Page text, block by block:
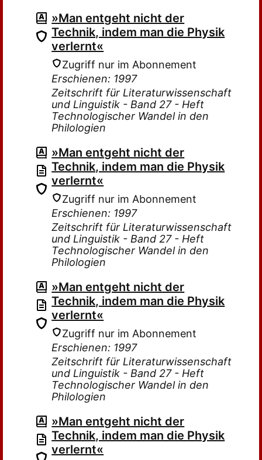
»Man entgeht nicht der
Technik, indem man die Physik
verlernt«
Zugriff nur im Abonnement
Erschienen: 1997
Zeitschrift für Literaturwissenschaft
und Linguistik - Band 27 - Heft
Technologischer Wandel in den
Philologien
»Man entgeht nicht der
Technik, indem man die Physik
verlernt«
Zugriff nur im Abonnement
Erschienen: 1997
Zeitschrift für Literaturwissenschaft
und Linguistik - Band 27 - Heft
Technologischer Wandel in den
Philologien
»Man entgeht nicht der
Technik, indem man die Physik
verlernt«
Zugriff nur im Abonnement
Erschienen: 1997
Zeitschrift für Literaturwissenschaft
und Linguistik - Band 27 - Heft
Technologischer Wandel in den
Philologien
»Man entgeht nicht der
Technik, indem man die Physik
verlernt«